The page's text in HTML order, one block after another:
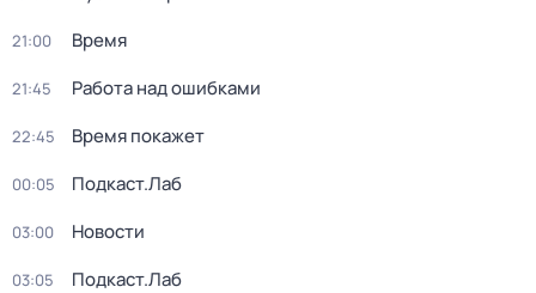
21:00 Время
21:45 Работа над ошибками
22:45 Время покажет
00:05 Подкаст.Лаб
03:00 Новости
03:05 Подкаст.Лаб